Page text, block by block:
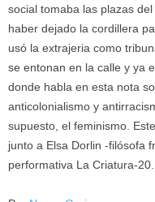
social tomaba las plazas
haber dejado la cordillera
usó la extrajeria como
se entonan en la calle y ya
donde habla en esta nota
anticolonialismo y
supuesto, el feminismo.
junto a Elsa Dorlin -filósofa
performativa La Criatura-20.